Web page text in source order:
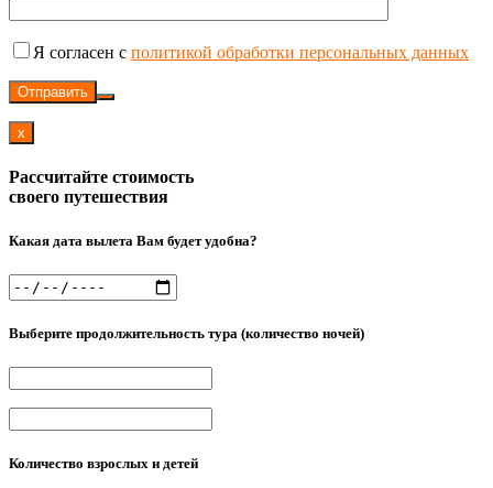
Я согласен с политикой обработки персональных данных
Отправить
x
Рассчитайте стоимость
своего путешествия
Какая дата вылета Вам будет удобна?
Выберите продолжительность тура (количество ночей)
Количество взрослых и детей